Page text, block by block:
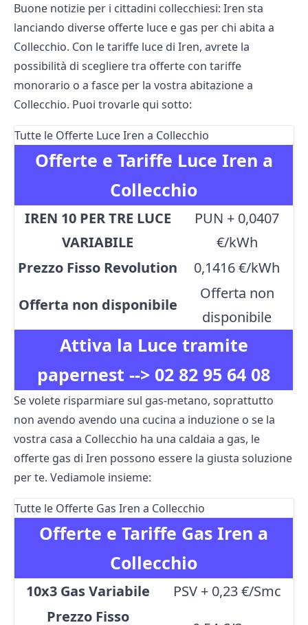
Buone notizie per i cittadini collecchiesi: Iren sta
lanciando diverse offerte luce e gas per chi abita a
Collecchio. Con le tariffe luce di Iren, avrete la
possibilità di scegliere tra offerte con tariffe
monorario o a fasce per la vostra abitazione a
Collecchio. Puoi trovarle qui sotto:
Tutte le Offerte Luce Iren a Collecchio
Attiva la Luce tramite
papernest --> 02 82 95 64 08
Offerte e Tariffe Luce Iren a
Collecchio
IREN 10 PER TRE LUCE
VARIABILE
PUN + 0,0407
€/kWh
Prezzo Fisso Revolution
0,1416 €/kWh
Offerta non disponibile
Offerta non
disponibile
Se volete risparmiare sul gas-metano, soprattutto
non avendo avendo una cucina a induzione o se la
vostra casa a Collecchio ha una caldaia a gas, le
offerte gas di Iren possono essere la giusta soluzione
per te. Vediamole insieme:
Tutte le Offerte Gas Iren a Collecchio
Offerte e Tariffe Gas Iren a
Collecchio
10x3 Gas Variabile
PSV + 0,23 €/Smc
Prezzo Fisso